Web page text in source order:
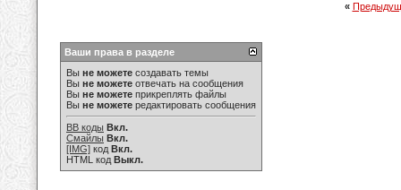
«
Ваши права в разделе
Вы не можете создавать темы
Вы не можете отвечать на сообщения
Вы не можете прикреплять файлы
Вы не можете редактировать сообщения
BB коды Вкл.
Смайлы Вкл.
[IMG] код Вкл.
HTML код Выкл.